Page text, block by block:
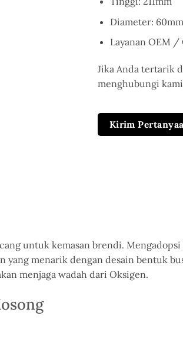
Diameter: 60mm
Layanan OEM
Jika Anda tertarik
menghubungi
Kirim
untuk kemasan brendi.
yang menarik dengan desain bentuk
menjaga wadah dari Oksigen.